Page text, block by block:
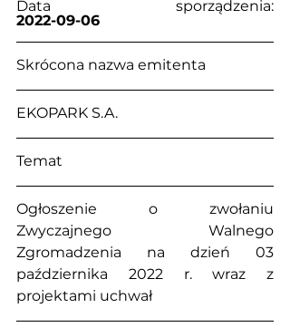
2022-09-06
Skrócona nazwa emitenta
EKOPARK S.A.
Temat
Ogłoszenie o zwołaniu
Zwyczajnego Walnego
Zgromadzenia na dzień 03
października 2022 r. wraz z
projektami uchwał